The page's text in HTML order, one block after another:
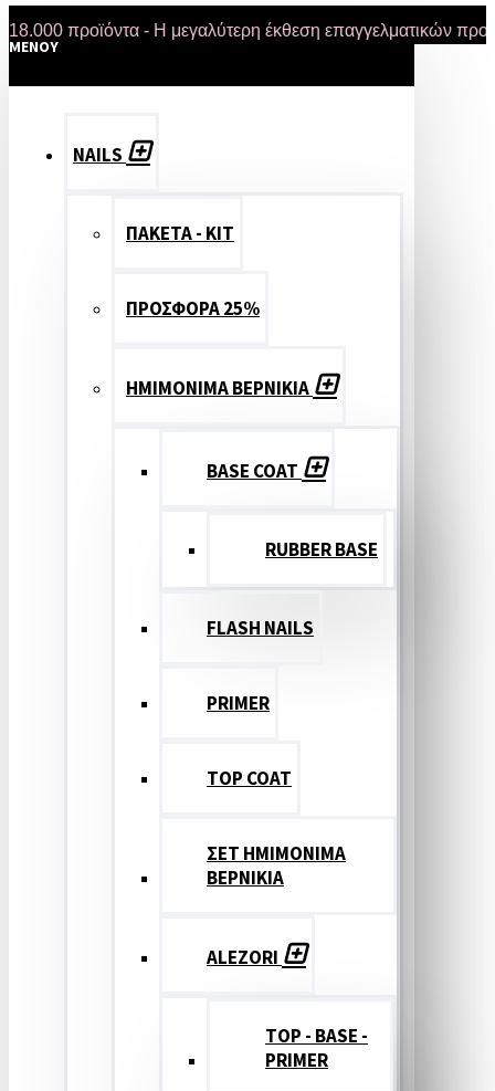
- Η μεγαλύτερη έκθεση επαγγελματικών προϊόντων
MENOY
NAILS
ΠΑΚΕΤΑ - ΚΙΤ
ΠΡΟΣΦΟΡΑ 25%
ΗΜΙΜΟΝΙΜΑ ΒΕΡΝΙΚΙΑ
BASE COAT
RUBBER BASE
FLASH NAILS
PRIMER
TOP COAT
ΣΕΤ ΗΜΙΜΟΝΙΜΑ
ΒΕΡΝΙΚΙΑ
ALEZORI
TOP - BASE -
PRIMER